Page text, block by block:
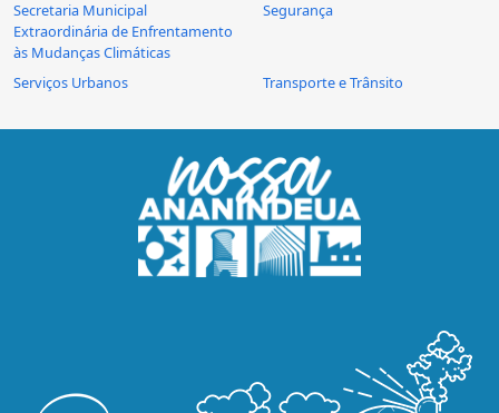
Secretaria Municipal
Extraordinária de Enfrentamento
às Mudanças Climáticas
Segurança
Serviços Urbanos Transporte e Trânsito